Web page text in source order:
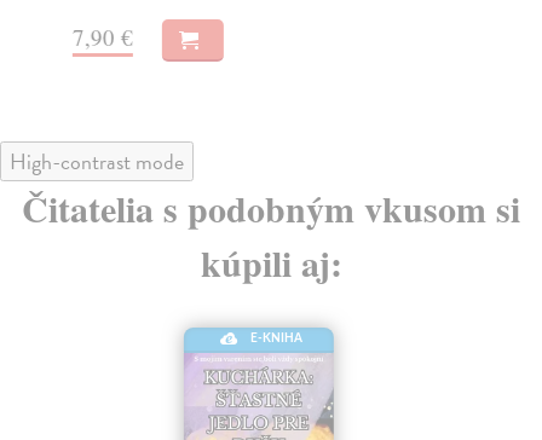
7,90 €
High-contrast mode
Čitatelia s podobným vkusom si
kúpili aj:
E-KNIHA